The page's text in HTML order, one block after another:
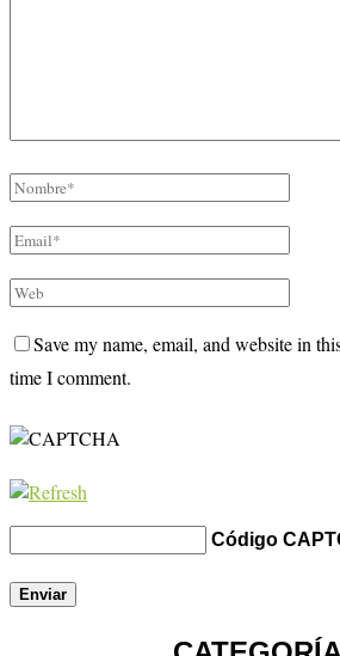
Save my name, email, and website in
time I comment.
Código